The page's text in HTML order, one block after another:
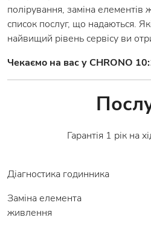
полірування, заміна
список послуг, що надаються.
найвищий рівень сервісу ви
Чекаємо на вас у CHRONO
Гарантія 1 рік на
Діагностика годинника
Заміна елемента
живлення